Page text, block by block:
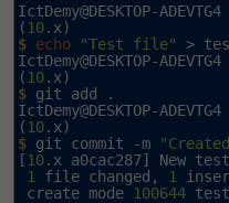
IctDemy@DESKTOP-
( 10
$ echo "Test file"
>
IctDemy@DESKTOP-
( 10
$ git add .
IctDemy@DESKTOP-
( 10
$ git commit -m
[ 10.x a0cac287] New
1
file changed, 1
create mode
100644